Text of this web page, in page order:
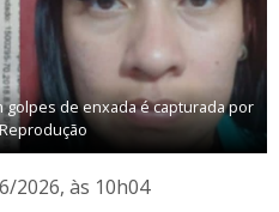
golpes de enxada é capturada por
2026, às 10h04